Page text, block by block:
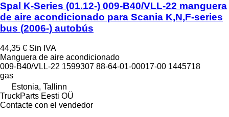
Spal K-Series (01.12-) 009-B40/VLL-22 manguera
de aire acondicionado para Scania K,N,F-series
bus (2006-) autobús
44,35 € Sin IVA
Manguera de aire acondicionado
009-B40/VLL-22 1599307 88-64-01-00017-00 1445718
gas
Estonia, Tallinn
TruckParts Eesti OÜ
Contacte con el vendedor